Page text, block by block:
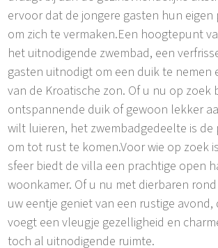
ervoor dat de jongere gasten hun
om zich te vermaken.Een hoogtepunt
het uitnodigende zwembad, een
gasten uitnodigt om een duik te nemen
van de Kroatische zon. Of u nu op zoek
ontspannende duik of gewoon lekker
wilt luieren, het zwembadgedeelte is
om tot rust te komen.Voor wie op zoek
sfeer biedt de villa een prachtige open
woonkamer. Of u nu met dierbaren
uw eentje geniet van een rustige avond,
voegt een vleugje gezelligheid en
toch al uitnodigende ruimte.